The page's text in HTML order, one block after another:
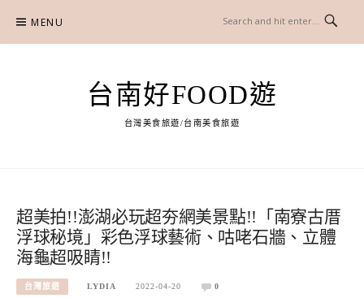
content
MENU
台南好FOOD遊
台灣美食旅遊/台南美食旅遊
超美拍!!澎湖必玩超夯網美景點!!「南寮古厝
浮球秘境」彩色浮球藝術、咕咾石牆、立體
海龜超吸睛!!
台灣旅遊 LYDIA 2022-04-20 0